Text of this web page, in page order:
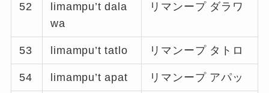
52
limampu’t dala
wa
リマンープ ダラワ
53 limampu’t tatlo リマンープ タトロ
54 limampu’t apat リマンープ アパッ